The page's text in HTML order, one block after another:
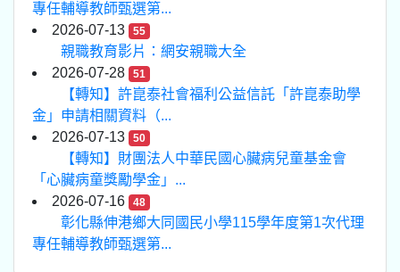
專任輔導教師甄選第...
2026-07-13
55
親職教育影片：網安親職大全
2026-07-28
51
【轉知】許崑泰社會福利公益信託「許崑泰助學
金」申請相關資料（...
2026-07-13
50
【轉知】財團法人中華民國心臟病兒童基金會
「心臟病童獎勵學金」...
2026-07-16
48
彰化縣伸港鄉大同國民小學115學年度第1次代理
專任輔導教師甄選第...